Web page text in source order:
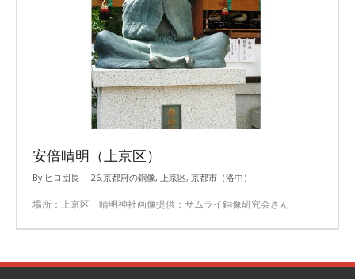
安倍晴明（上京区）
By ヒロ団長 26.京都府の銅像, 上京区, 京都市（洛中）
場所：上京区 晴明神社画像提供：サムライ銅像研究会さん